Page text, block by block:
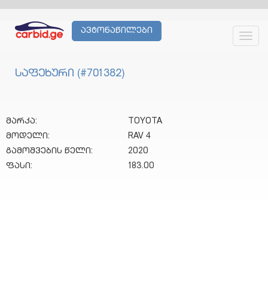
ავტონაწილები
საფეხური (#701382)
მარკა:
TOYOTA
მოდელი:
RAV 4
გამოშვების წელი:
2020
ფასი:
183.00